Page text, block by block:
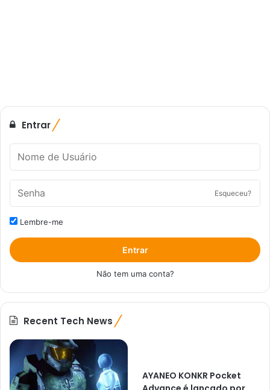
Entrar
Esqueceu?
Lembre-me
Entrar
Não tem uma conta?
Recent Tech News
AYANEO KONKR Pocket